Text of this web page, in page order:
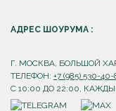
АДРЕС ШОУРУМА :
Г. МОСКВА, БОЛЬШОЙ
ТЕЛЕФОН: +7 (985) 530-40-
С 10:00 ДО 22:00,